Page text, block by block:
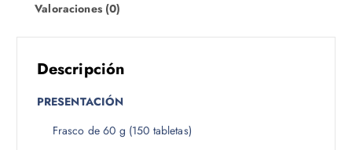
Valoraciones (0)
Descripción
PRESENTACIÓN
Frasco de 60 g (150 tabletas)